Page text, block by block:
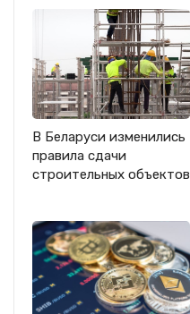
В Беларуси изменились
правила сдачи
строительных объектов